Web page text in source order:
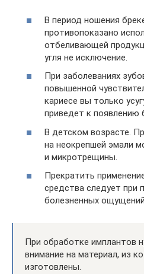
В период ношения
противопоказано
отбеливающей
угля не исключение.
При заболеваниях
повышенной
кариесе вы только
приведет к
В детском возрасте.
на неокрепшей эмали
и микротрещины.
Прекратить
средства следует при
болезненных
При обработке имплантов
внимание на материал, из
изготовлены.